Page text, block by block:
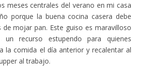
meses centrales del verano en mi casa
porque la buena cocina casera debe
mojar pan. Este guiso es maravilloso
un recurso estupendo para quienes
la comida el día anterior y recalentar al
al trabajo.